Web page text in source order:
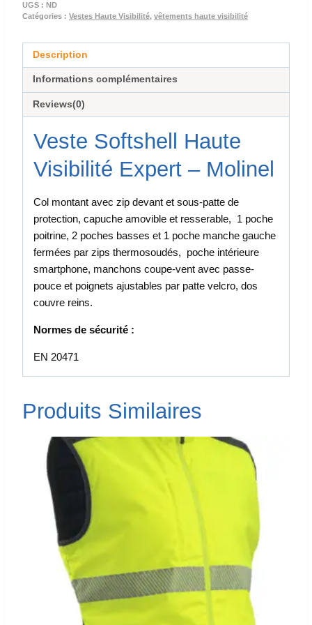
UGS : ND
Catégories : Vestes Haute Visibilité, vêtements haute visibilité
Description
Informations complémentaires
Reviews(0)
Veste Softshell Haute
Visibilité Expert – Molinel
Col montant avec zip devant et sous-patte de
protection, capuche amovible et resserable, 1 poche
poitrine, 2 poches basses et 1 poche manche gauche
fermées par zips thermosoudés, poche intérieure
smartphone, manchons coupe-vent avec passe-
pouce et poignets ajustables par patte velcro, dos
couvre reins.
Normes de sécurité :
EN 20471
Produits Similaires